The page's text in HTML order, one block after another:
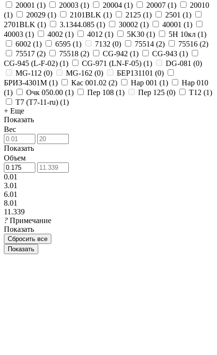
20001 (1) 20003 (1) 20004 (1) 20007 (1)
20010
(1) 20029 (1) 2101BLK (1) 2125 (1) 2501 (1)
2701BLK (1) 3.1344.085 (1) 30002 (1) 40001 (1)
40003 (1) 4002 (1) 4012 (1) 5K30 (1) 5Н 10кл (1)
6002 (1) 6595 (1) 7132 (0) 75514 (2) 75516 (2)
75517 (2) 75518 (2) CG-942 (1) CG-943 (1)
CG-945 (L-F-02) (1) CG-971 (LN-F-05) (1) DG-081 (0)
MG-112 (0) MG-162 (0) БЕР131101 (0)
БРИЗ-4301М (1) Кас 001.02 (2) Нар 001 (1)
Нар 010
(1) Очк 050.00 (1) Пер 108 (1) Пер 125 (0) Т12 (1)
Т7 (Т7-11-ru) (1)
+ Еще
Показать
Вес
Показать
Объем
0.01
3.01
6.01
8.01
11.339
? Примечание
Показать
Сбросить все